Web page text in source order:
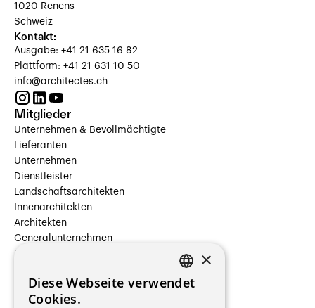
1020 Renens
Schweiz
Kontakt:
Ausgabe: +41 21 635 16 82
Plattform: +41 21 631 10 50
info@architectes.ch
Mitglieder
Unternehmen & Bevollmächtigte
Lieferanten
Unternehmen
Dienstleister
Landschaftsarchitekten
Innenarchitekten
Architekten
Generalunternehmen
Beauftragte Unternehmen
Hersteller/Lieferanten
Bauherrschaften
FRENCH
×
Diese Webseite verwendet
Cookies.